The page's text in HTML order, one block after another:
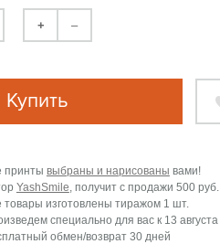
+ –
Купить
принты выбраны и нарисованы вами!
YashSmile, получит с продажи 500 руб.
товары изготовлены тиражом 1 шт.
специально для вас к 13 августа
обмен/возврат 30 дней